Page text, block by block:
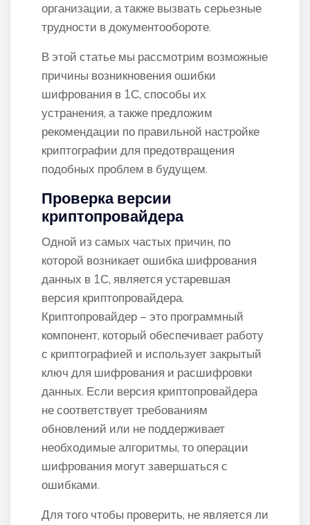
организации, а также вызвать серьезные
трудности в документообороте.
В этой статье мы рассмотрим возможные
причины возникновения ошибки
шифрования в 1С, способы их
устранения, а также предложим
рекомендации по правильной настройке
криптографии для предотвращения
подобных проблем в будущем.
Проверка версии
криптопровайдера
Одной из самых частых причин, по
которой возникает ошибка шифрования
данных в 1С, является устаревшая
версия криптопровайдера.
Криптопровайдер – это программный
компонент, который обеспечивает работу
с криптографией и использует закрытый
ключ для шифрования и расшифровки
данных. Если версия криптопровайдера
не соответствует требованиям
обновлений или не поддерживает
необходимые алгоритмы, то операции
шифрования могут завершаться с
ошибками.
Для того чтобы проверить, не является ли